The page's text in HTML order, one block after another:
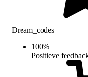
Dream_codes
100%
Positieve